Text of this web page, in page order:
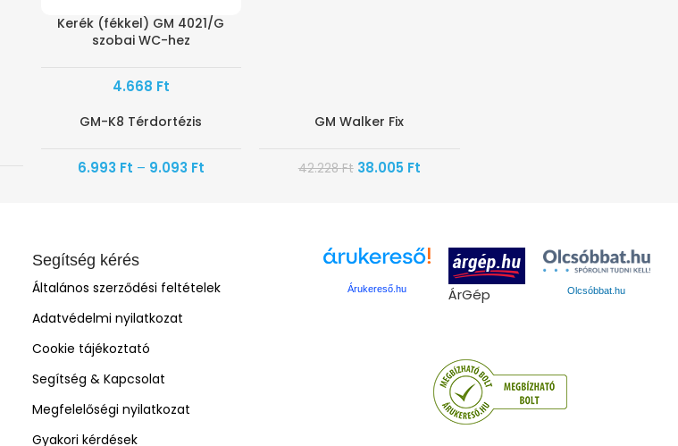
Kerék (fékkel) GM 4021/G
szobai WC-hez
4.668 Ft
GM-K8 Térdortézis
6.993 Ft – 9.093 Ft
GM Walker Fix
42.228Ft 38.005 Ft
Segítség kérés
Általános szerződési feltételek
Adatvédelmi nyilatkozat
Cookie tájékoztató
Segítség & Kapcsolat
Megfelelőségi nyilatkozat
Gyakori kérdések
Árukereső.hu ÁrGép Olcsóbbat.hu